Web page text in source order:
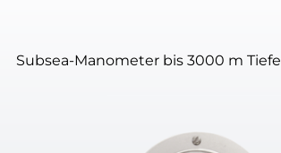
Subsea-Manometer bis 3000 m Tiefe